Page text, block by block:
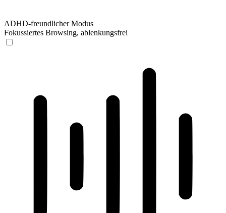
ADHD-freundlicher Modus
Fokussiertes Browsing, ablenkungsfrei